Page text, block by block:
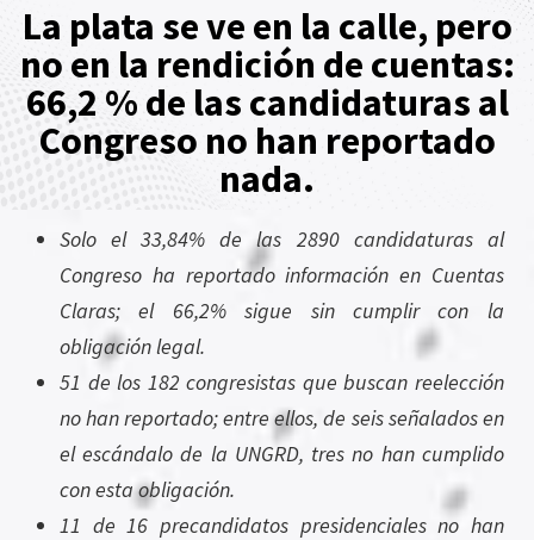
La plata se ve en la calle, pero
no en la rendición de cuentas:
66,2 % de las candidaturas al
Congreso no han reportado
nada.
Solo el 33,84% de las 2890 candidaturas al
Congreso ha reportado información en Cuentas
Claras; el 66,2% sigue sin cumplir con la
obligación legal.
51 de los 182 congresistas que buscan reelección
no han reportado; entre ellos, de seis señalados en
el escándalo de la UNGRD, tres no han cumplido
con esta obligación.
11 de 16 precandidatos presidenciales no han